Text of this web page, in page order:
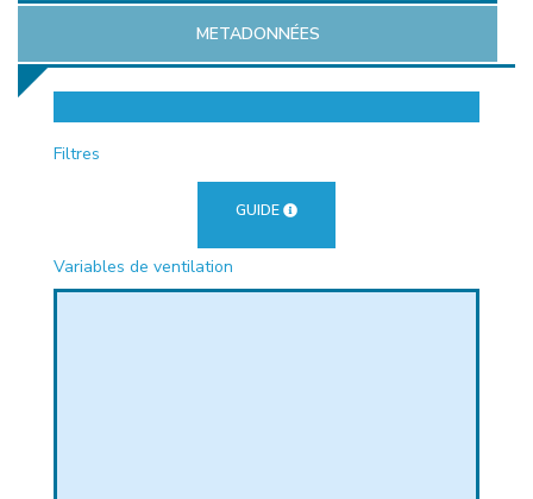
METADONNÉES
Filtres
GUIDE
Variables de ventilation